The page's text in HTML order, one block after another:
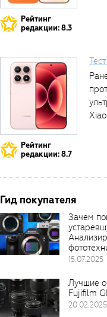
Рейтинг
редакции: 8.3
Рейтинг
редакции: 8.7
Гид покупателя
Зачем
15.07.2025
Лучшие
Fujifilm
20.02.2025